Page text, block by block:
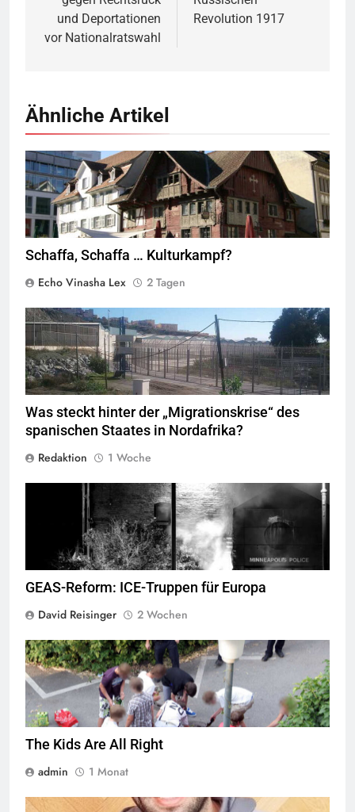
und Deportationen
vor Nationalratswahl
Revolution 1917
Ähnliche Artikel
Rotes Haus, Dornbirn,Quelle© Böhringer FriedrichCC BY-SA 2.5
Wikimedia Commons
Schaffa, Schaffa … Kulturkampf?
Echo Vinasha Lex
2 Tagen
Valla de la Frontera zwischen Ceuta und Marokko.Quelle©
Xemenendura, CA-
BY-SA-3.0
Was steckt hinter der „Migrationskrise“ des
spanischen Staates in Nordafrika?
Redaktion
1 Woche
George Floyd Aufstand © Chad Davis.jpg
GEAS-Reform: ICE-Truppen für Europa
David Reisinger
2 Wochen
Jugendliche verlieren im öffentlichen Raum zunehmend ihre
Freiheiten,Quelle © Armin KübelbeckCC-BY-SA-3.0
The Kids Are All Right
admin
1 Monat
© Twitter Mustafa ayyash